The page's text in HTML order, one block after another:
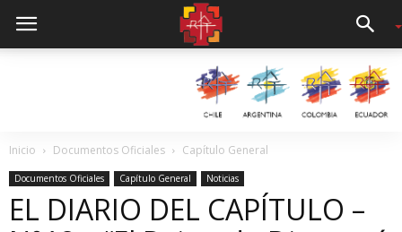
Inicio Documentos Oficiales Capítulo General
Documentos Oficiales Capítulo General Noticias
EL DIARIO DEL CAPÍTULO –